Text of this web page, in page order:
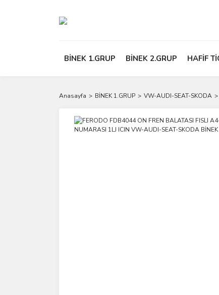
BİNEK 1.GRUP BİNEK 2.GRUP HAFİF
Anasayfa BİNEK 1.GRUP VW-AUDI-SEAT-SKODA